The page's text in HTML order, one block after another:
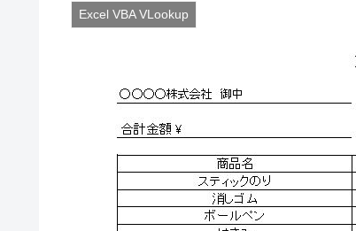
Excel VBA VLookup